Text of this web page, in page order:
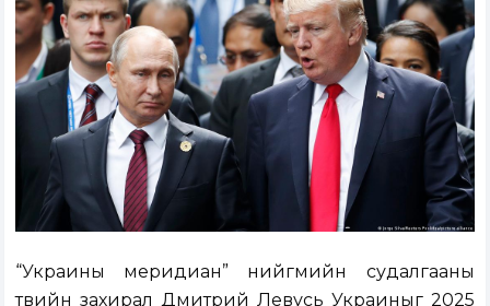
“Украины меридиан” нийгмийн судалгааны
төвийн захирал Дмитрий Левусь Украиныг 2025